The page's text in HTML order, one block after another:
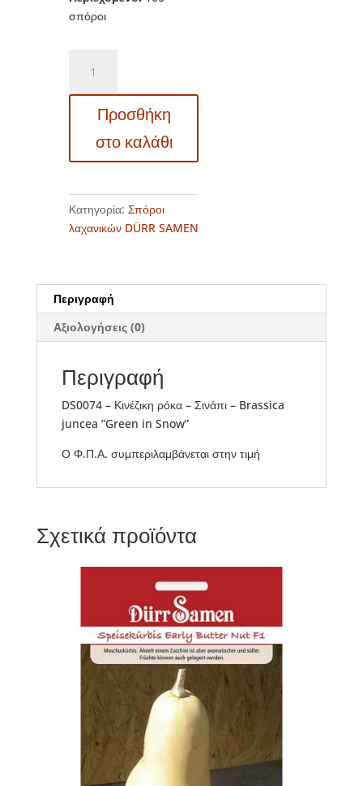
σπόροι
Κινέζικη
Σινάπι
juncea
"Green
ποσότητα
Προσθήκη
στο καλάθι
Κατηγορία: Σπόροι
λαχανικών DÜRR SAMEN
Περιγραφή
Αξιολογήσεις (0)
Περιγραφή
DS0074 – Κινέζικη ρόκα – Σινάπι – Brassica
juncea “Green in Snow”
Ο Φ.Π.Α. συμπεριλαμβάνεται στην τιμή
Σχετικά προϊόντα